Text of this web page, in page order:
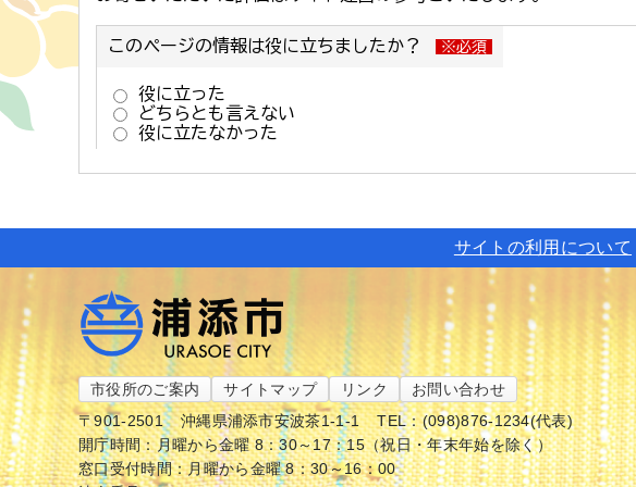
サイトの利用について
市役所のご案内 サイトマップ リンク
お問い合わせ
〒901-2501
沖縄県浦添市安波茶1-1-1
TEL：(098)876-1234(代表)
開庁時間：月曜から金曜 8：30～17：15（祝日・年末年始を除く）
窓口受付時間：月曜から金曜 8：30～16：00